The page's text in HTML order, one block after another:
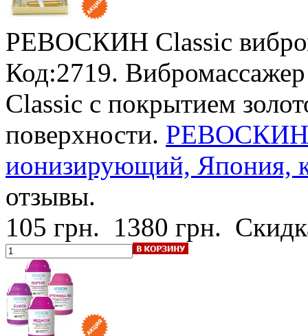
РЕВОСКИН Classic
Код:2719.
Classic с покрытием
поверхности. РЕВОСКИН
ионизирующий, Япония,
отзывы.
105 грн. 1380 грн.